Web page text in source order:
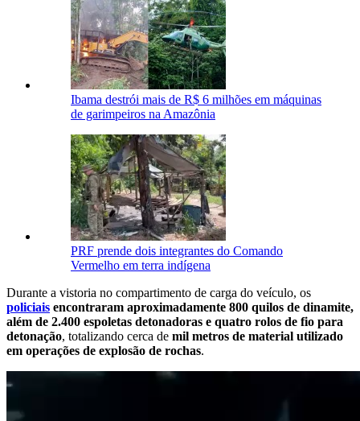
Ibama destrói mais de R$ 6 milhões em máquinas
de garimpeiros na Amazônia
PRF prende dois integrantes do Comando
Vermelho em terra indígena
Durante a vistoria no compartimento de carga do veículo, os
policiais encontraram aproximadamente 800 quilos de dinamite,
além de 2.400 espoletas detonadoras e quatro rolos de fio para
detonação, totalizando cerca de mil metros de material utilizado
em operações de explosão de rochas.